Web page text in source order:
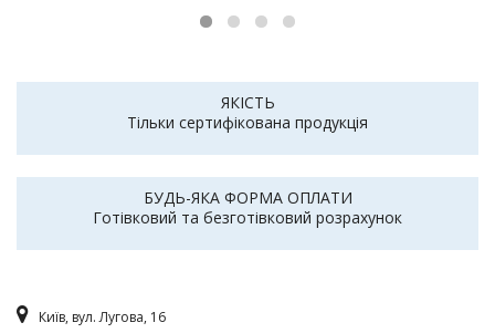
ЯКІСТЬ
Тільки сертифікована продукція
БУДЬ-ЯКА ФОРМА ОПЛАТИ
Готівковий та безготівковий розрахунок
Київ, вул. Лугова, 16